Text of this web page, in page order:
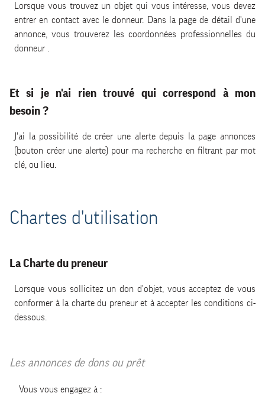
Lorsque vous trouvez un objet qui vous intéresse, vous devez
entrer en contact avec le donneur. Dans la page de détail d'une
annonce, vous trouverez les coordonnées professionnelles du
donneur .
Et si je n'ai rien trouvé qui correspond à mon
besoin ?
J'ai la possibilité de créer une alerte depuis la page annonces
(bouton créer une alerte) pour ma recherche en filtrant par mot
clé, ou lieu.
Chartes d'utilisation
La Charte du preneur
Lorsque vous sollicitez un don d'objet, vous acceptez de vous
conformer à la charte du preneur et à accepter les conditions ci-
dessous.
Les annonces de dons ou prêt
Vous vous engagez à :